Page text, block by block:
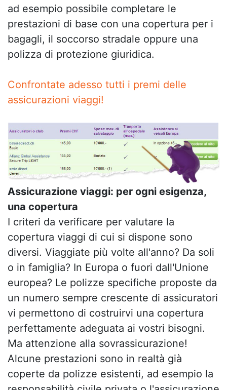
ad esempio possibile completare le
prestazioni di base con una copertura per i
bagagli, il soccorso stradale oppure una
polizza di protezione giuridica.
Confrontate adesso tutti i premi delle
assicurazioni viaggi!
Assicurazione viaggi: per ogni esigenza,
una copertura
I criteri da verificare per valutare la
copertura viaggi di cui si dispone sono
diversi. Viaggiate più volte all'anno? Da soli
o in famiglia? In Europa o fuori dall'Unione
europea? Le polizze specifiche proposte da
un numero sempre crescente di assicuratori
vi permettono di costruirvi una copertura
perfettamente adeguata ai vostri bisogni.
Ma attenzione alla sovrassicurazione!
Alcune prestazioni sono in realtà già
coperte da polizze esistenti, ad esempio la